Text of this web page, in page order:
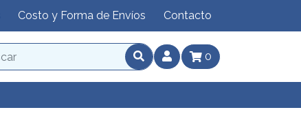
Costo y Forma de Envíos Contacto
0